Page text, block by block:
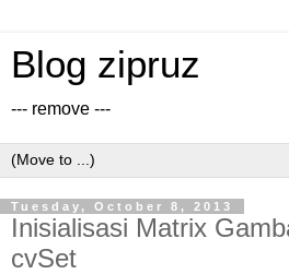
Blog zipruz
--- remove ---
Tuesday, October 8, 2013
Inisialisasi Matrix
cvSet